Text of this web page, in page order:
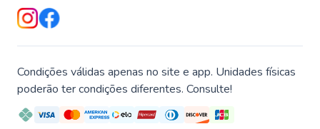
Condições válidas apenas no site e app. Unidades físicas
poderão ter condições diferentes. Consulte!